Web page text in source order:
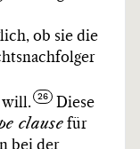
ob sie die
will.
Diese
clause für
bei der